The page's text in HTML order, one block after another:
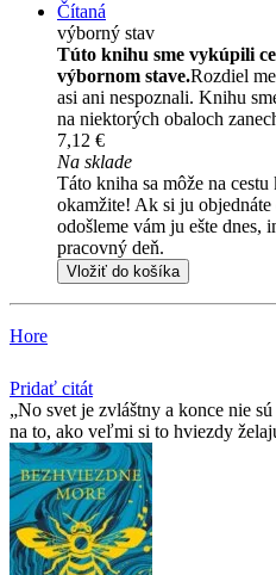
Čítaná
výborný stav
Túto knihu sme vykúpili
výbornom stave.Rozdiel
asi ani nespoznali. Knihu
na niektorých obaloch
7,12 €
Na sklade
Táto kniha sa môže na
okamžite! Ak si ju
odošleme vám ju ešte dnes,
pracovný deň.
Vložiť do košíka
Hore
Pridať citát
No svet je zvláštny a konce nie
na to, ako veľmi si to hviezdy